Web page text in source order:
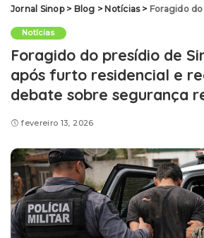
Jornal Sinop> Blog > Notícias> Foragido do presídio de Sinop é
Notícias
Foragido do presídio de
após furto residencial e
debate sobre segurança
fevereiro 13, 2026